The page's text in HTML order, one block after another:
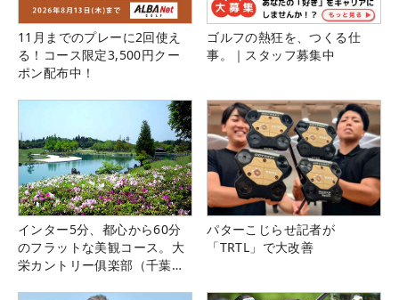
11月までのプレーに2回使え
る！コース限定3,500円クー
ポン配布中！
ゴルフの熱狂を、つくる仕
事。｜スタッフ募集中
インター5分、都心から60分
のフラットな美観コース。大
栄カントリー俱楽部（千葉
パターこじらせ記者が
「TRTL」で大改善